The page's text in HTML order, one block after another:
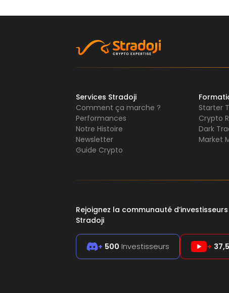
Services Stradoji
Comment ça marche ?
Performances
Notre Histoire
Newsletter
Guide Crypto
Starter
Crypto
Dark
Market
Rejoignez la communauté
Stradoji
+ 500 Investisseurs +